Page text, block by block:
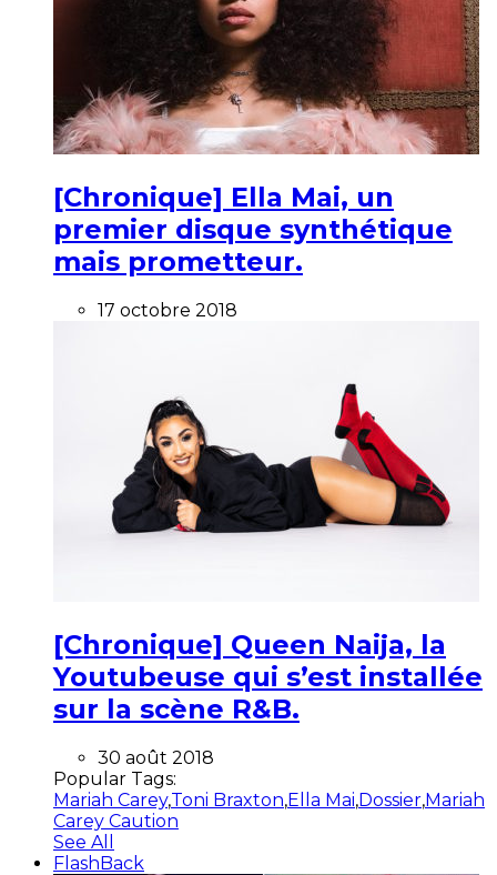
[Chronique] Ella Mai, un
premier disque synthétique
mais prometteur.
17 octobre 2018
[Chronique] Queen Naija, la
Youtubeuse qui s’est installée
sur la scène R&B.
30 août 2018
Popular Tags:
Mariah Carey,Toni Braxton,Ella Mai,Dossier,Mariah
Carey Caution
See All
FlashBack